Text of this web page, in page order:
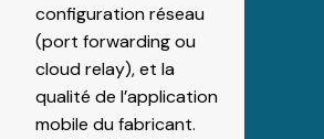
configuration réseau
(port forwarding ou
cloud relay), et la
qualité de l’application
mobile du fabricant.